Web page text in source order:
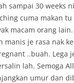
sampai 30 weeks
cuma makan tu
macam orang
manis je rasa nak
..buah. Lega
lah. Semoga
umur dan